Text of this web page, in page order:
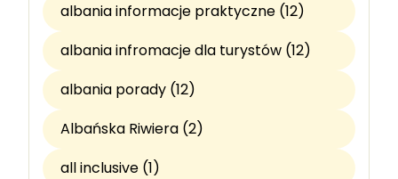
albania informacje praktyczne (12)
albania infromacje dla turystów (12)
albania porady (12)
Albańska Riwiera (2)
all inclusive (1)